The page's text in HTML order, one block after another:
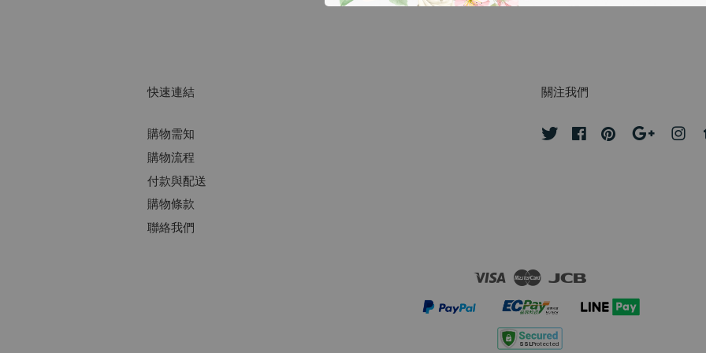
快速連結
購物需知
購物流程
付款與配送
購物條款
聯絡我們
關注我們
Twitter FacebookPinterest Google
Visa Master